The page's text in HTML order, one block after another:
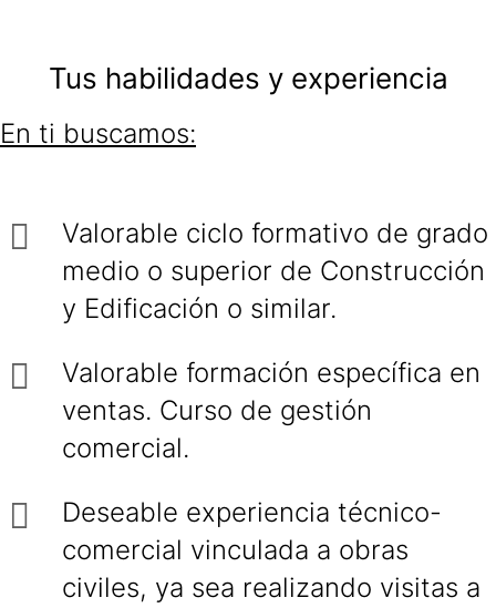
Tus habilidades y experiencia
En ti buscamos:
Valorable ciclo formativo de grado
medio o superior de Construcción
y Edificación o similar.
Valorable formación específica en
ventas. Curso de gestión
comercial.
Deseable experiencia técnico-
comercial vinculada a obras
civiles, ya sea realizando visitas a